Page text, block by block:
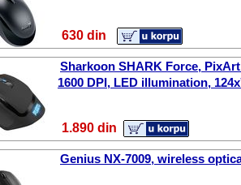
630 din
Sharkoon SHARK Force,
1600 DPI, LED illumination,
1.890 din
Genius NX-7009, wireless